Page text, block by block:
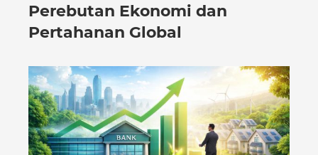
Perebutan Ekonomi dan
Pertahanan Global